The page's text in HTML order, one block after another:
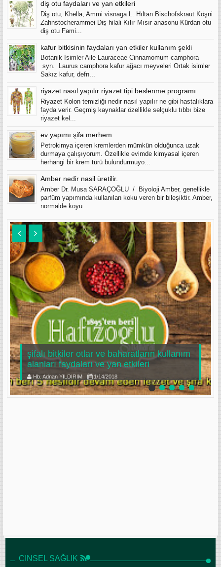
diş otu faydaları ve yan etkileri
Diş otu, Khella, Ammi visnaga L. Hıltan Bischofskraut Köşni
Zahnstocherammei Diş hilali Kılır Mısır anasonu Kürdan otu
diş otu Fami...
kafur bitkisinin faydaları yan etkiler kullanım şekli
Botanik İsimler Aile Lauraceae Cinnamomum camphora
syn. Laurus camphora kafur ağacı meyveleri Ortak isimler
Sakız kafur, defn...
riyazet nasıl yapılır riyazet tipi beslenme programı
Riyazet Kolon temizliği nedir nasıl yapılır ne gibi hastalıklara
fayda verir. Geçmiş kaynaklar özellikle selçuklu tıbbı bize
riyazet kel...
ev yapımı şifa merhem
Petrokimya içeren kremlerden mümkün olduğunca uzak
durmaya çalışıyorum. Özellikle evimde kimyasal içeren
herhangi bir krem türü bulundurmuyo...
Amber nedir nasil üretilir.
Amber Dr. Musa SARAÇOĞLU / Biyoloji Amber, genellikle
parfüm yapımında kullanılan koku veren bir bileşiktir. Amber,
normalde koyu...
şifalı bitkiler otlar ve baharatların kullanım
alanları faydaları ve yan etkileri
Hb. Adnan YILDIRIM 1/14/2018
CINSEL SAĞLIK